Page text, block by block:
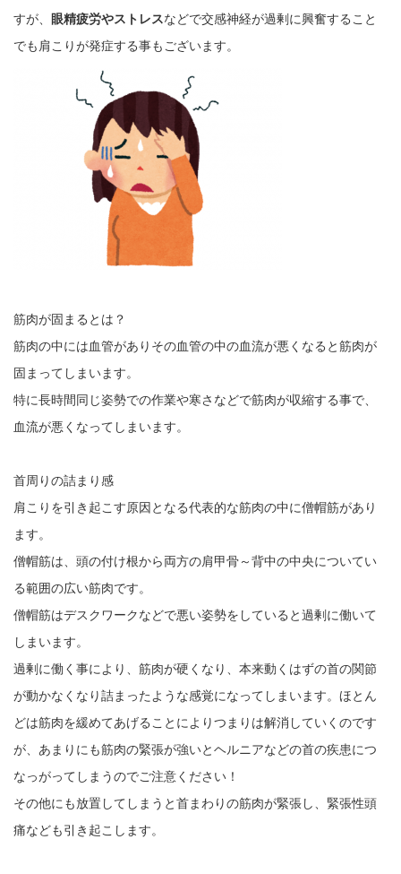
すが、
眼精疲労やストレスなどで交感神経が過剰に興奮すること
でも肩こりが発症する事もございます。
筋肉が固まるとは？
筋肉の中には血管がありその血管の中の血流が悪くなると筋肉が
固まってしまいます。
特に長時間同じ姿勢での作業や寒さなどで筋肉が収縮する事で、
血流が悪くなってしまいます。
首周りの詰まり感
肩こりを引き起こす原因となる代表的な筋肉の中に僧帽筋があり
ます。
僧帽筋は、頭の付け根から両方の肩甲骨～背中の中央についてい
る範囲の広い筋肉です。
僧帽筋はデスクワークなどで悪い姿勢をしていると過剰に働いて
しまいます。
過剰に働く事により、筋肉が硬くなり、本来動くはずの首の関節
が動かなくなり詰まったような感覚になってしまいます。ほとん
どは筋肉を緩めてあげることによりつまりは解消していくのです
が、あまりにも筋肉の緊張が強いとヘルニアなどの首の疾患につ
なっがってしまうのでご注意ください！
その他にも放置してしまうと首まわりの筋肉が緊張し、緊張性頭
痛なども引き起こします。